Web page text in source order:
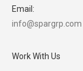
Email:
info@spargrp.com
Work With Us